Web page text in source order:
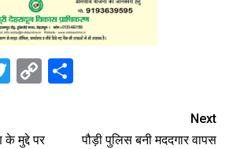
Twitter
Copy
मुद्दे पर
Next
पौड़ी पुलिस बनी मददगार वापस